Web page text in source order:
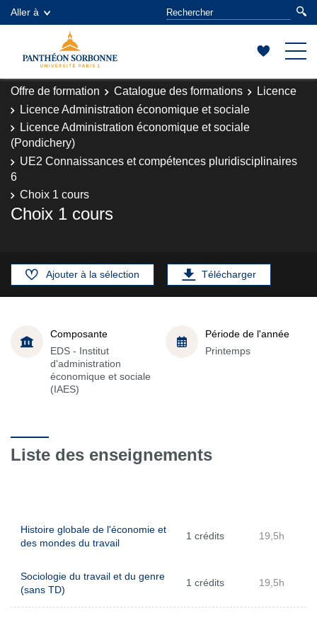
Aller à
Offre de formation Catalogue des formations
Licence
Licence Administration économique et sociale
Licence Administration économique et sociale
(Pondichery)
UE2 Connaissances et compétences pluridisciplinaires
6
Choix 1 cours
Choix 1 cours
Ajouter à la sélection Télécharger
Composante
EDS - Institut
d'administration
économique et sociale
(IAES)
Période de l'année
Printemps
Liste des enseignements
Histoire globale de l'économie et
des mondes du travail
1 crédits 19,5h
Sociologie du travail et du genre
(sans TD)
1 crédits 19,5h